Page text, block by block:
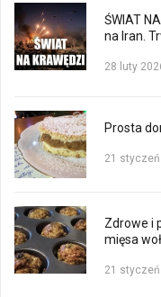
ŚWIAT
na Iran.
28 luty
Prosta
21
Zdrowe i
mięsa
21